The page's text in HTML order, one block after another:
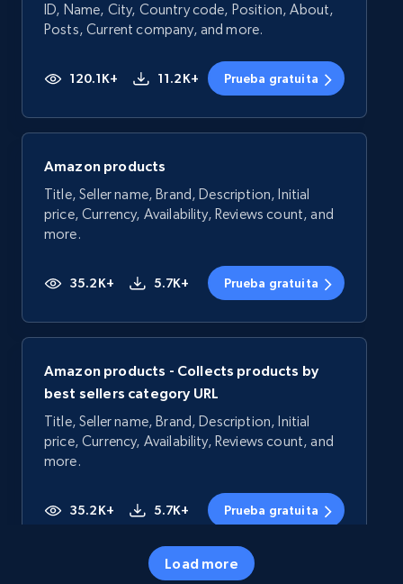
ID, Name, City, Country code, Position, About,
Posts, Current company, and more.
120.1K+ 11.2K+ Prueba gratuita
Amazon products
Title, Seller name, Brand, Description, Initial
price, Currency, Availability, Reviews count, and
more.
35.2K+ 5.7K+ Prueba gratuita
Amazon products - Collects products by
best sellers category URL
Title, Seller name, Brand, Description, Initial
price, Currency, Availability, Reviews count, and
more.
35.2K+ 5.7K+ Prueba gratuita
Load more